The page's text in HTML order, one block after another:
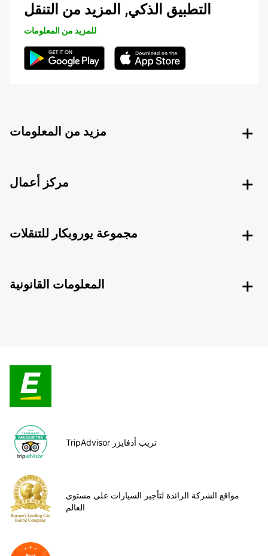
التطبيق الذكي, المزيد من التنقل
للمزيد من المعلومات
مزيد من المعلومات
مركز أعمال
مجموعة يوروبكار للتنقلات
المعلومات القانونية
TripAdvisor تريب أدفايزر
مواقع الشركة الرائدة لتأجير السيارات على مستوى
العالم